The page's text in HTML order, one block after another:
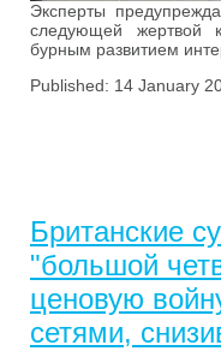
Эксперты
следующей жертвой
бурным развитием
Published: 14 January
Британские
"большой
ценовую
сетями,